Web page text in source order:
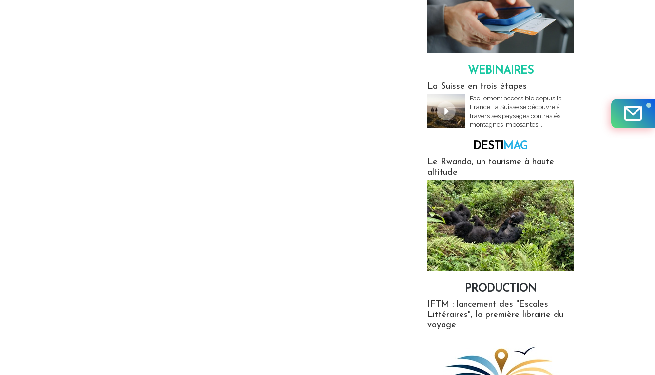
WEBINAIRES
La Suisse en trois étapes
Facilement accessible depuis la
France, la Suisse se découvre à
travers ses paysages contrastés,
montagnes imposantes,...
DESTIMAG
Le Rwanda, un tourisme à haute
altitude
PRODUCTION
IFTM : lancement des "Escales
Littéraires", la première librairie du
voyage